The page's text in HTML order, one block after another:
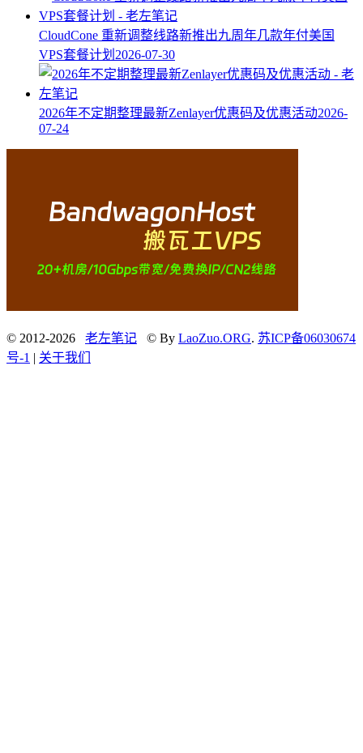
CloudCone 重新调整线路新推出九周年几款年付美国
VPS套餐计划 2026-07-30
2026年不定期整理最新Zenlayer优惠码及优惠活动2026-
07-24
© 2012-2026 老左笔记 © By LaoZuo.ORG. 苏ICP备06030674
号-1 | 关于我们